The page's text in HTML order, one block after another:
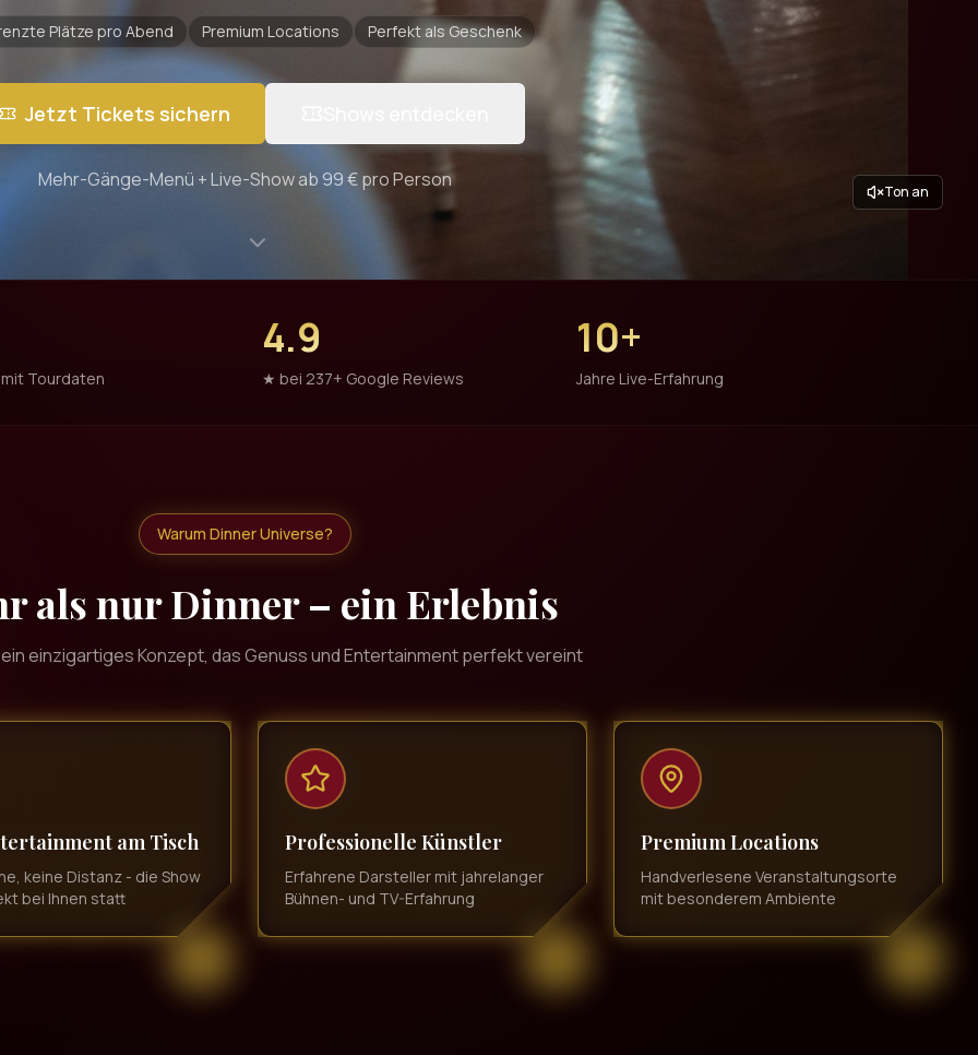
Ton an
Plätze pro Abend Premium Locations Perfekt als Geschenk
Jetzt Tickets sichern
Mehr-Gänge-Menü + Live-Show ab 99 € pro Person
Tourdaten
4.9
★ bei 237+ Google Reviews
10+
Jahre Live-Erfahrung
Warum Dinner Universe?
als nur Dinner – ein Erlebnis
einzigartiges Konzept, das Genuss und Entertainment perfekt vereint
am Tisch
keine Distanz - die Show
bei Ihnen statt
Professionelle Künstler
Erfahrene Darsteller mit jahrelanger
Bühnen- und TV-Erfahrung
Premium Locations
Handverlesene Veranstaltungsorte
mit besonderem Ambiente